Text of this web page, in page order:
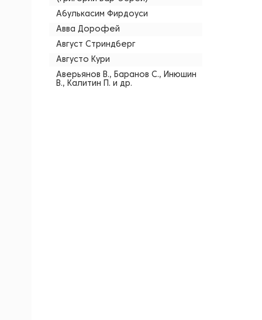
Абулькасим Фирдоуси
Авва Дорофей
Август Стриндберг
Августо Кури
Аверьянов В., Баранов С., Инюшин
В., Калитин П. и др.